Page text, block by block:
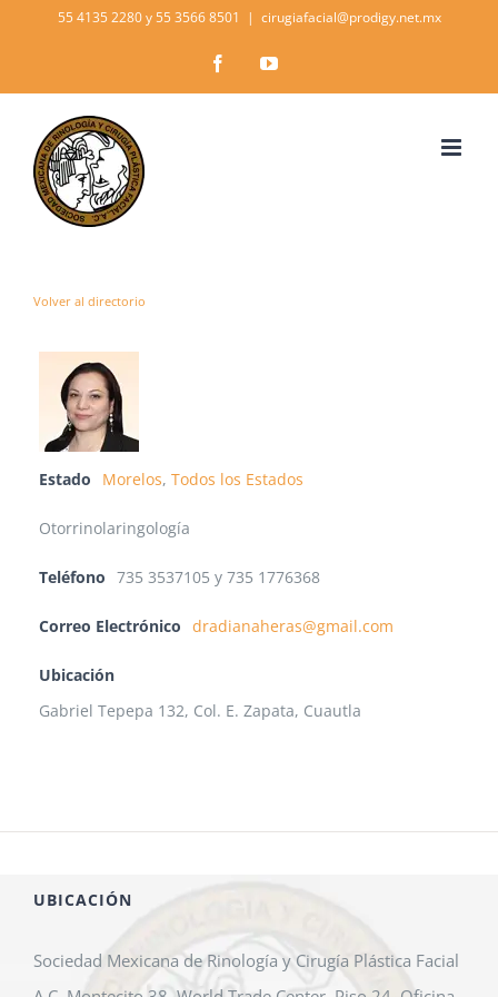
content
55 4135 2280 y 55 3566 8501 | cirugiafacial@prodigy.net.mx
FacebookYouTube
Volver al directorio
Estado Morelos, Todos los Estados
Otorrinolaringología
Teléfono 735 3537105 y 735 1776368
Correo Electrónico dradianaheras@gmail.com
Ubicación
Gabriel Tepepa 132, Col. E. Zapata, Cuautla
UBICACIÓN
Sociedad Mexicana de Rinología y Cirugía Plástica Facial